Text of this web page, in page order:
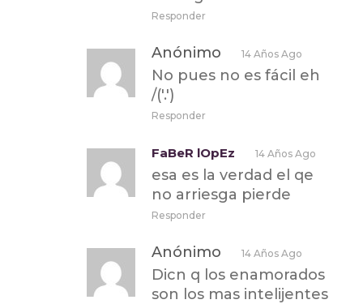
Responder
Anónimo 14 Años Ago
No pues no es fácil eh
/('.')
Responder
FaBeR lOpEz 14 Años Ago
esa es la verdad el qe
no arriesga pierde
Responder
Anónimo 14 Años Ago
Dicn q los enamorados
son los mas intelijentes